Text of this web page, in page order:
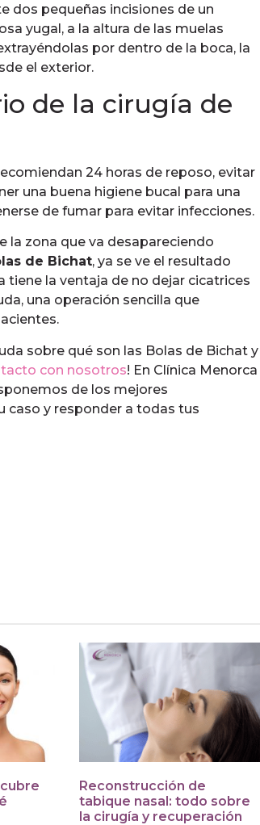
dos pequeñas incisiones de un
yugal, a la altura de las muelas
por dentro de la boca, la
el exterior.
de la cirugía de
24 horas de reposo, evitar
una buena higiene bucal para una
de fumar para evitar infecciones.
la zona que va desapareciendo
de Bichat, ya se ve el resultado
la ventaja de no dejar cicatrices
una operación sencilla que
sobre qué son las Bolas de Bichat y
con nosotros! En Clínica Menorca
de los mejores
caso y responder a todas tus
Reconstrucción de
tabique nasal: todo sobre
la cirugía y recuperación